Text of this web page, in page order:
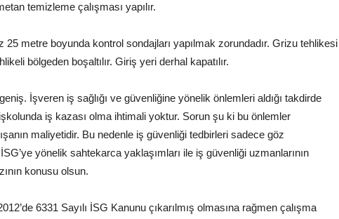
temizleme çalışması yapılır.
metre boyunda kontrol sondajları yapılmak zorundadır. Grizu tehlikesi
bölgeden boşaltılır. Giriş yeri derhal kapatılır.
İşveren iş sağlığı ve güvenliğine yönelik önlemleri aldığı takdirde
iş kazası olma ihtimali yoktur. Sorun şu ki bu önlemler
maliyetidir. Bu nedenle iş güvenliği tedbirleri sadece göz
yönelik sahtekarca yaklaşımları ile iş güvenliği uzmanlarının
konusu olsun.
6331 Sayılı İSG Kanunu çıkarılmış olmasına rağmen çalışma